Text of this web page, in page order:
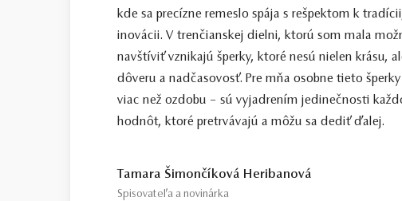
kde sa precízne remeslo spája s rešpektom k
inovácii. V trenčianskej dielni, ktorú som mala
navštíviť vznikajú šperky, ktoré nesú nielen krásu,
dôveru a nadčasovosť. Pre mňa osobne tieto
viac než ozdobu – sú vyjadrením jedinečnosti
hodnôt, ktoré pretrvávajú a môžu sa dediť ďalej.
Tamara Šimončíková Heribanová
Spisovateľa a novinárka